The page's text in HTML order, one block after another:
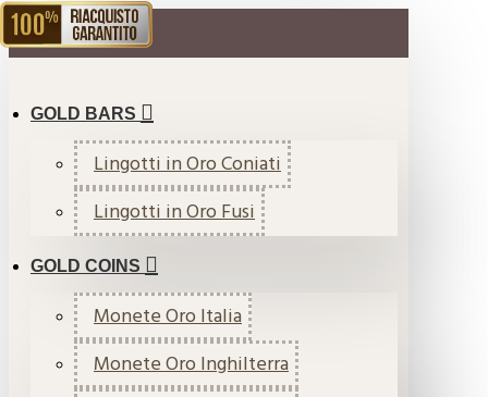
MENU
GOLD BARS
Lingotti in Oro Coniati
Lingotti in Oro Fusi
GOLD COINS
Monete Oro Italia
Monete Oro Inghilterra
RIACQUISTO GARANTITO